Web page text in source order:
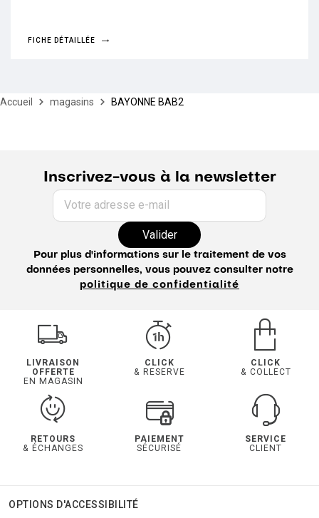
FICHE DÉTAILLÉE
Accueil magasins BAYONNE BAB2
Inscrivez-vous à la newsletter
Votre adresse e-mail
Valider
Pour plus d'informations sur le traitement de vos
données personnelles, vous pouvez consulter notre
politique de confidentialité
LIVRAISON
OFFERTE
EN MAGASIN
CLICK
& RESERVE
CLICK
& COLLECT
RETOURS
& ÉCHANGES
PAIEMENT
SÉCURISÉ
SERVICE
CLIENT
OPTIONS D'ACCESSIBILITÉ